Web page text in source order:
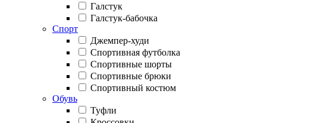
Галстук
Галстук-бабочка
Спорт
Джемпер-худи
Спортивная футболка
Спортивные шорты
Спортивные брюки
Спортивный костюм
Обувь
Туфли